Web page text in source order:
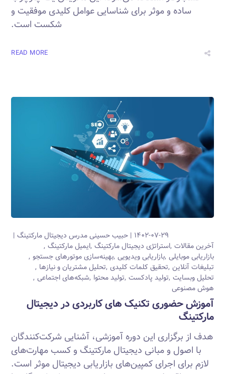
ساده و موثر برای شناسایی عوامل کلیدی موفقیت و
شکست است.
READ MORE
۱۴۰۲-۰۷-۲۹ حبیب حسینیمدرس دیجیتال مارکتینگ
آخرین مقالات استراتژی دیجیتال مارکتینگ ایمیل مارکتینگ
بازاریابی موبایلی بازاریابی ویدیویی بهینه‌سازی موتورهای جستجو
تبلیغات آنلاین تحقیق کلمات کلیدی تحلیل مشتریان و نیازها
تحلیل وبسایت تولید پادکست تولید محتوا شبکه‌های اجتماعی
هوش مصنوعی
آموزش حضوری تکنیک های کاربردی در دیجیتال
مارکتینگ
هدف از برگزاری این دوره آموزشی، آشنایی شرکت‌کنندگان
با اصول و مبانی دیجیتال مارکتینگ و کسب مهارت‌های
لازم برای اجرای کمپین‌های بازاریابی دیجیتال موثر است.